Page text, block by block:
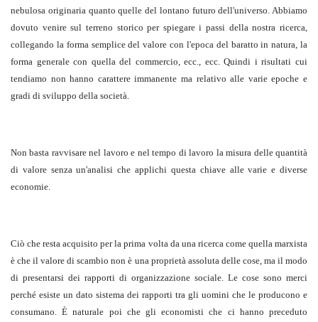
nebulosa originaria quanto quelle del lontano futuro dell'universo. Abbiamo
dovuto venire sul terreno storico per spiegare i passi della nostra ricerca,
collegando la forma semplice del valore con l'epoca del baratto in natura, la
forma generale con quella del commercio, ecc., ecc. Quindi i risultati cui
tendiamo non hanno carattere immanente ma relativo alle varie epoche e
gradi di sviluppo della società.
Non basta ravvisare nel lavoro e nel tempo di lavoro la misura delle quantità
di valore senza un'analisi che applichi questa chiave alle varie e diverse
economie.
Ciò che resta acquisito per la prima volta da una ricerca come quella marxista
è che il valore di scambio non è una proprietà assoluta delle cose, ma il modo
di presentarsi dei rapporti di organizzazione sociale. Le cose sono merci
perché esiste un dato sistema dei rapporti tra gli uomini che le producono e
consumano. È naturale poi che gli economisti che ci hanno preceduto